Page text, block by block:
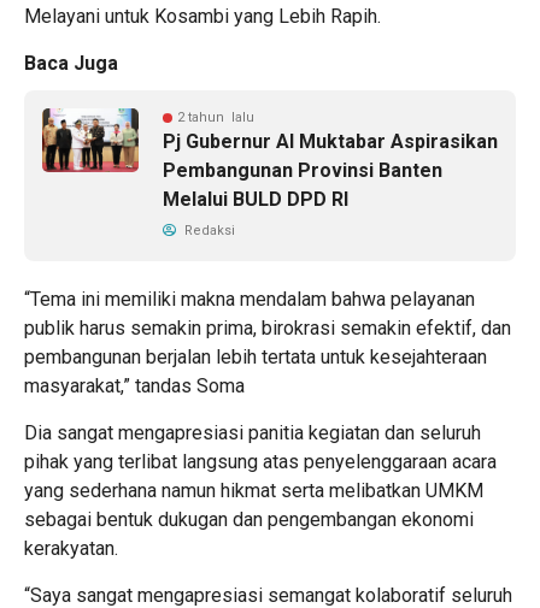
Melayani untuk Kosambi yang Lebih Rapih.
Baca Juga
2 tahun lalu
Pj Gubernur Al Muktabar Aspirasikan
Pembangunan Provinsi Banten
Melalui BULD DPD RI
Redaksi
“Tema ini memiliki makna mendalam bahwa pelayanan
publik harus semakin prima, birokrasi semakin efektif, dan
pembangunan berjalan lebih tertata untuk kesejahteraan
masyarakat,” tandas Soma
Dia sangat mengapresiasi panitia kegiatan dan seluruh
pihak yang terlibat langsung atas penyelenggaraan acara
yang sederhana namun hikmat serta melibatkan UMKM
sebagai bentuk dukugan dan pengembangan ekonomi
kerakyatan.
“Saya sangat mengapresiasi semangat kolaboratif seluruh